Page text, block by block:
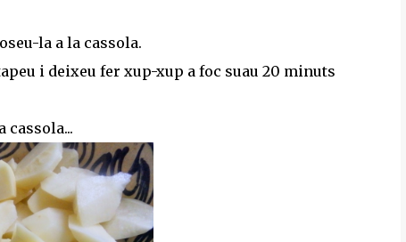
la a la cassola.
i deixeu fer xup-xup a foc suau 20 minuts
cassola...